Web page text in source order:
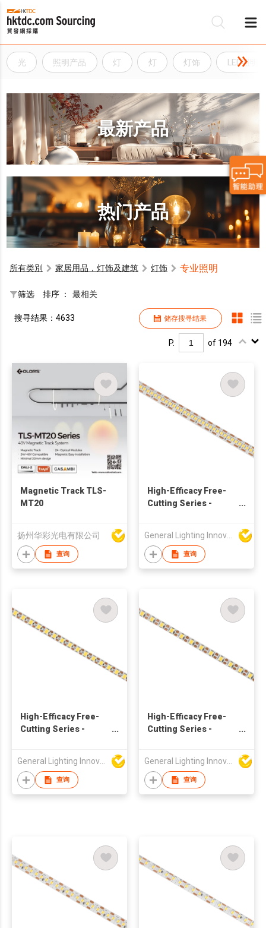
光 照明产品 灯 灯 灯饰 LED照明
最新产品
热门产品
所有类別 家居用品，灯饰及建筑 灯饰 专业照明
筛选 排序 ： 最相关
储存搜寻结果
搜寻结果：4633
P. of 194
Magnetic Track TLS-
MT20
扬州华彩光电有限公司
查询
High-Efficacy Free-
Cutting Series -
General Lighting Innovation Limited
查询
High-Efficacy Free-
Cutting Series -
General Lighting Innovation Limited
查询
High-Efficacy Free-
Cutting Series -
General Lighting Innovation Limited
查询